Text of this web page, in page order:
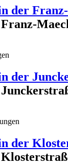
der
der
der